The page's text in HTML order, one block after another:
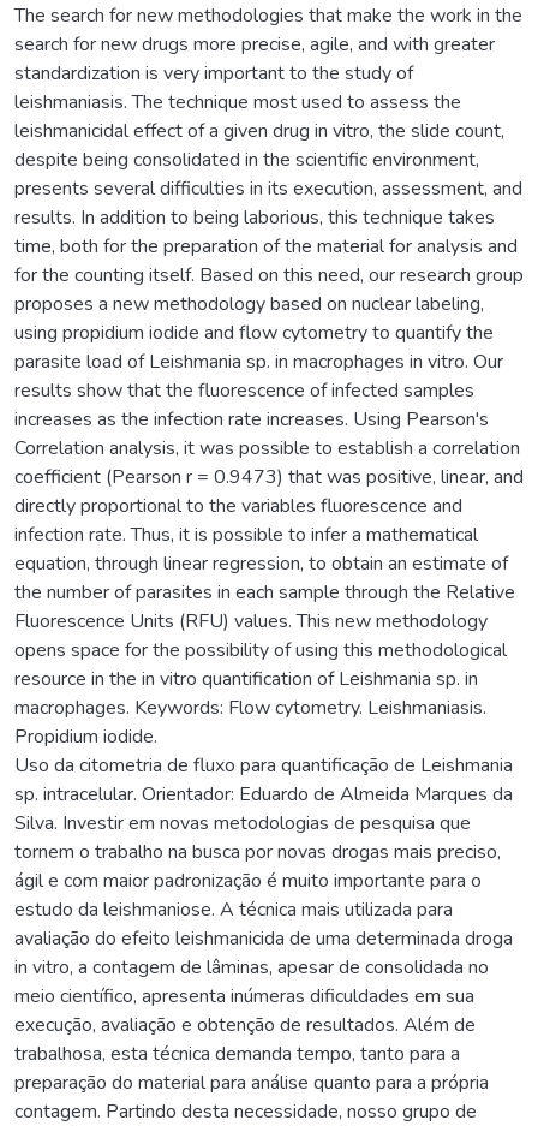
The search for new methodologies that make the work in the
search for new drugs more precise, agile, and with greater
standardization is very important to the study of
leishmaniasis. The technique most used to assess the
leishmanicidal effect of a given drug in vitro, the slide count,
despite being consolidated in the scientific environment,
presents several difficulties in its execution, assessment, and
results. In addition to being laborious, this technique takes
time, both for the preparation of the material for analysis and
for the counting itself. Based on this need, our research group
proposes a new methodology based on nuclear labeling,
using propidium iodide and flow cytometry to quantify the
parasite load of Leishmania sp. in macrophages in vitro. Our
results show that the fluorescence of infected samples
increases as the infection rate increases. Using Pearson's
Correlation analysis, it was possible to establish a correlation
coefficient (Pearson r = 0.9473) that was positive, linear, and
directly proportional to the variables fluorescence and
infection rate. Thus, it is possible to infer a mathematical
equation, through linear regression, to obtain an estimate of
the number of parasites in each sample through the Relative
Fluorescence Units (RFU) values. This new methodology
opens space for the possibility of using this methodological
resource in the in vitro quantification of Leishmania sp. in
macrophages. Keywords: Flow cytometry. Leishmaniasis.
Propidium iodide.
Uso da citometria de fluxo para quantificação de Leishmania
sp. intracelular. Orientador: Eduardo de Almeida Marques da
Silva. Investir em novas metodologias de pesquisa que
tornem o trabalho na busca por novas drogas mais preciso,
ágil e com maior padronização é muito importante para o
estudo da leishmaniose. A técnica mais utilizada para
avaliação do efeito leishmanicida de uma determinada droga
in vitro, a contagem de lâminas, apesar de consolidada no
meio científico, apresenta inúmeras dificuldades em sua
execução, avaliação e obtenção de resultados. Além de
trabalhosa, esta técnica demanda tempo, tanto para a
preparação do material para análise quanto para a própria
contagem. Partindo desta necessidade, nosso grupo de